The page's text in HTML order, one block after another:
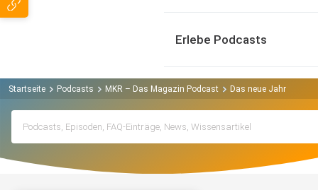
Erlebe Podcasts
Startseite Podcasts MKR – Das Magazin Podcast Das neue